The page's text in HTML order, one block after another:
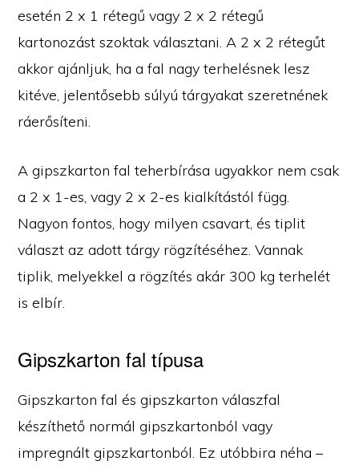
esetén 2 x 1 rétegű vagy 2 x 2 rétegű
kartonozást szoktak választani. A 2 x 2 rétegűt
akkor ajánljuk, ha a fal nagy terhelésnek lesz
kitéve, jelentősebb súlyú tárgyakat szeretnének
ráerősíteni.
A gipszkarton fal teherbírása ugyakkor nem csak
a 2 x 1-es, vagy 2 x 2-es kialkítástól függ.
Nagyon fontos, hogy milyen csavart, és tiplit
választ az adott tárgy rögzítéséhez. Vannak
tiplik, melyekkel a rögzítés akár 300 kg terhelét
is elbír.
Gipszkarton fal típusa
Gipszkarton fal és gipszkarton válaszfal
készíthető normál gipszkartonból vagy
impregnált gipszkartonból. Ez utóbbira néha –